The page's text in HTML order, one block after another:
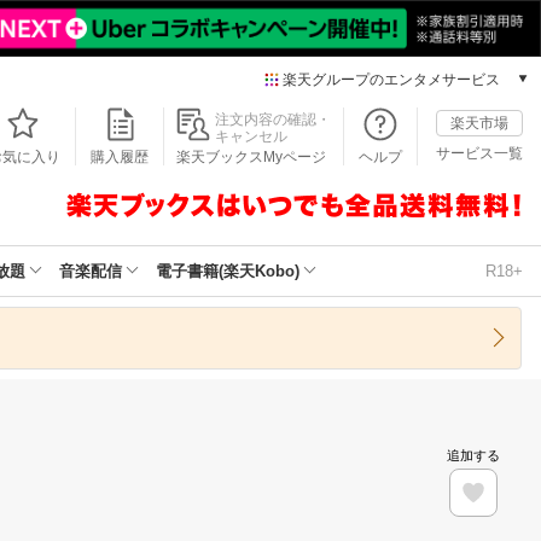
楽天グループのエンタメサービス
本/ゲーム/CD/DVD
楽天ブックス
楽天Kobo
楽天ミュージック
楽天TV
気に入り 購入履歴
注文内容の確認・
キャンセル
楽天ブックスMyページ
ヘルプ
楽天市場
サービス一覧
題 音楽配信 電子書籍(楽天Kobo) R18+
追加する